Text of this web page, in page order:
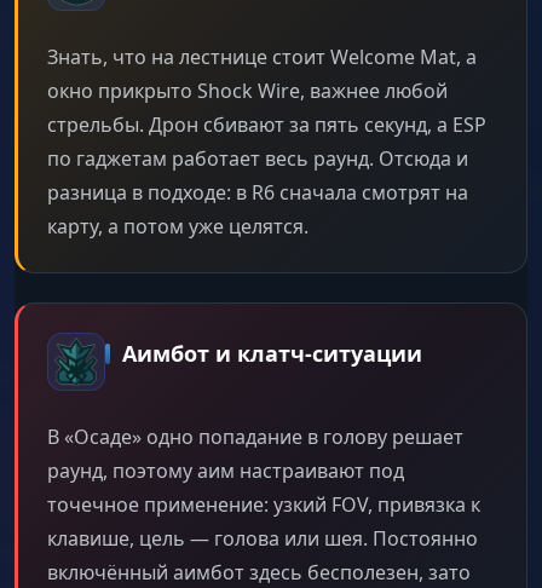
Знать, что на лестнице стоит Welcome Mat, а
окно прикрыто Shock Wire, важнее любой
стрельбы. Дрон сбивают за пять секунд, а ESP
по гаджетам работает весь раунд. Отсюда и
разница в подходе: в R6 сначала смотрят на
карту, а потом уже целятся.
Аимбот и клатч-ситуации
В «Осаде» одно попадание в голову решает
раунд, поэтому аим настраивают под
точечное применение: узкий FOV, привязка к
клавише, цель — голова или шея. Постоянно
включённый аимбот здесь бесполезен, зато